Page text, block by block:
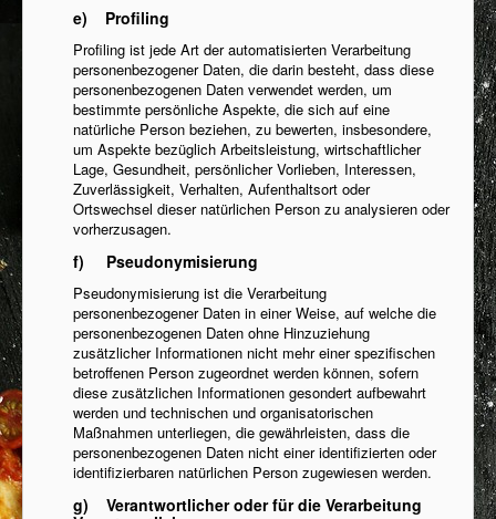
e) Profiling
Profiling ist jede Art der automatisierten Verarbeitung
personenbezogener Daten, die darin besteht, dass diese
personenbezogenen Daten verwendet werden, um
bestimmte persönliche Aspekte, die sich auf eine
natürliche Person beziehen, zu bewerten, insbesondere,
um Aspekte bezüglich Arbeitsleistung, wirtschaftlicher
Lage, Gesundheit, persönlicher Vorlieben, Interessen,
Zuverlässigkeit, Verhalten, Aufenthaltsort oder
Ortswechsel dieser natürlichen Person zu analysieren oder
vorherzusagen.
f) Pseudonymisierung
Pseudonymisierung ist die Verarbeitung
personenbezogener Daten in einer Weise, auf welche die
personenbezogenen Daten ohne Hinzuziehung
zusätzlicher Informationen nicht mehr einer spezifischen
betroffenen Person zugeordnet werden können, sofern
diese zusätzlichen Informationen gesondert aufbewahrt
werden und technischen und organisatorischen
Maßnahmen unterliegen, die gewährleisten, dass die
personenbezogenen Daten nicht einer identifizierten oder
identifizierbaren natürlichen Person zugewiesen werden.
g) Verantwortlicher oder für die Verarbeitung